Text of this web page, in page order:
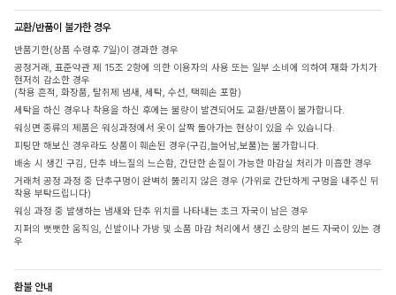
교환/반품이 불가한 경우
반품기한(상품 수령후 7일)이 경과한 경우
공정거래, 표준약관 제 15조 2항에 의한 이용자의 사용 또는 일부 소비에 의하여 재화 가치가
현저히 감소한 경우
(착용 흔적, 화장품, 탈취제 냄새, 세탁, 수선, 택훼손 포함)
세탁을 하신 경우나 착용을 하신 후에는 불량이 발견되어도 교환/반품이 불가합니다.
워싱면 종류의 제품은 워싱과정에서 옷이 살짝 돌아가는 현상이 있을 수 있습니다.
피팅만 해보신 경우라도 상품이 훼손된 경우(구김,늘어남,보풀)는 불가합니다.
배송 시 생긴 구김, 단추 바느질의 느슨함, 간단한 손질이 가능한 마감실 처리가 미흡한 경우
거래처 공정 과정 중 단추구멍이 완벽히 뚫리지 않은 경우 (가위로 간단하게 구멍을 내주신 뒤
착용 부탁드립니다)
워싱 과정 중 발생하는 냄새와 단추 위치를 나타내는 초크 자국이 남은 경우
지퍼의 뻣뻣한 움직임, 신발이나 가방 및 소품 마감 처리에서 생긴 소량의 본드 자국이 있는 경
우
환불 안내